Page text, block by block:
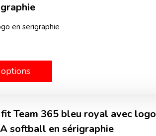
en serigraphie
Team 365 bleu royal avec logo
softball en sérigraphie